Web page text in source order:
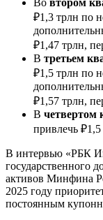
₽1,3 трлн по
₽1,47 трлн,
В третьем
₽1,5 трлн по
₽1,57 трлн,
В четвертом
привлечь
В интервью «РБК
государственного
активов Минфина
2025 году
постоянным